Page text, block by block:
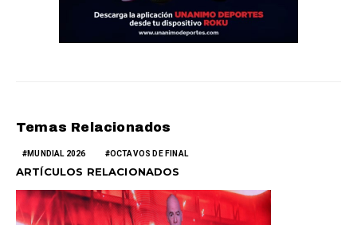
Temas Relacionados
MUNDIAL 2026 OCTAVOS DE FINAL
ARTÍCULOS RELACIONADOS